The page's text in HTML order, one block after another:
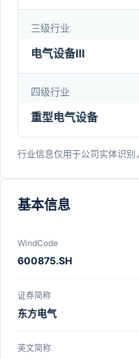
高端装备，包括1000兆
瓦超超临界循环流化床
级核电机组、重型燃气
风力发电机组、高效太
公交车、大型环保及水
统、新能源电池及储能
三级行业
电气设备Ⅲ
四级行业
重型电气设备
行业信息仅用于公司实体识别
基本信息
WindCode
600875.SH
证券简称
东方电气
英文简称